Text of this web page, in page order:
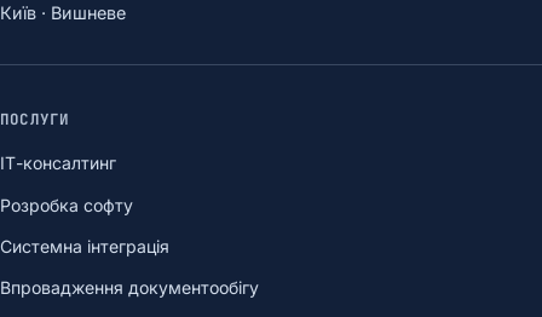
Київ · Вишневе
ПОСЛУГИ
ІТ-консалтинг
Розробка софту
Системна інтеграція
Впровадження документообігу